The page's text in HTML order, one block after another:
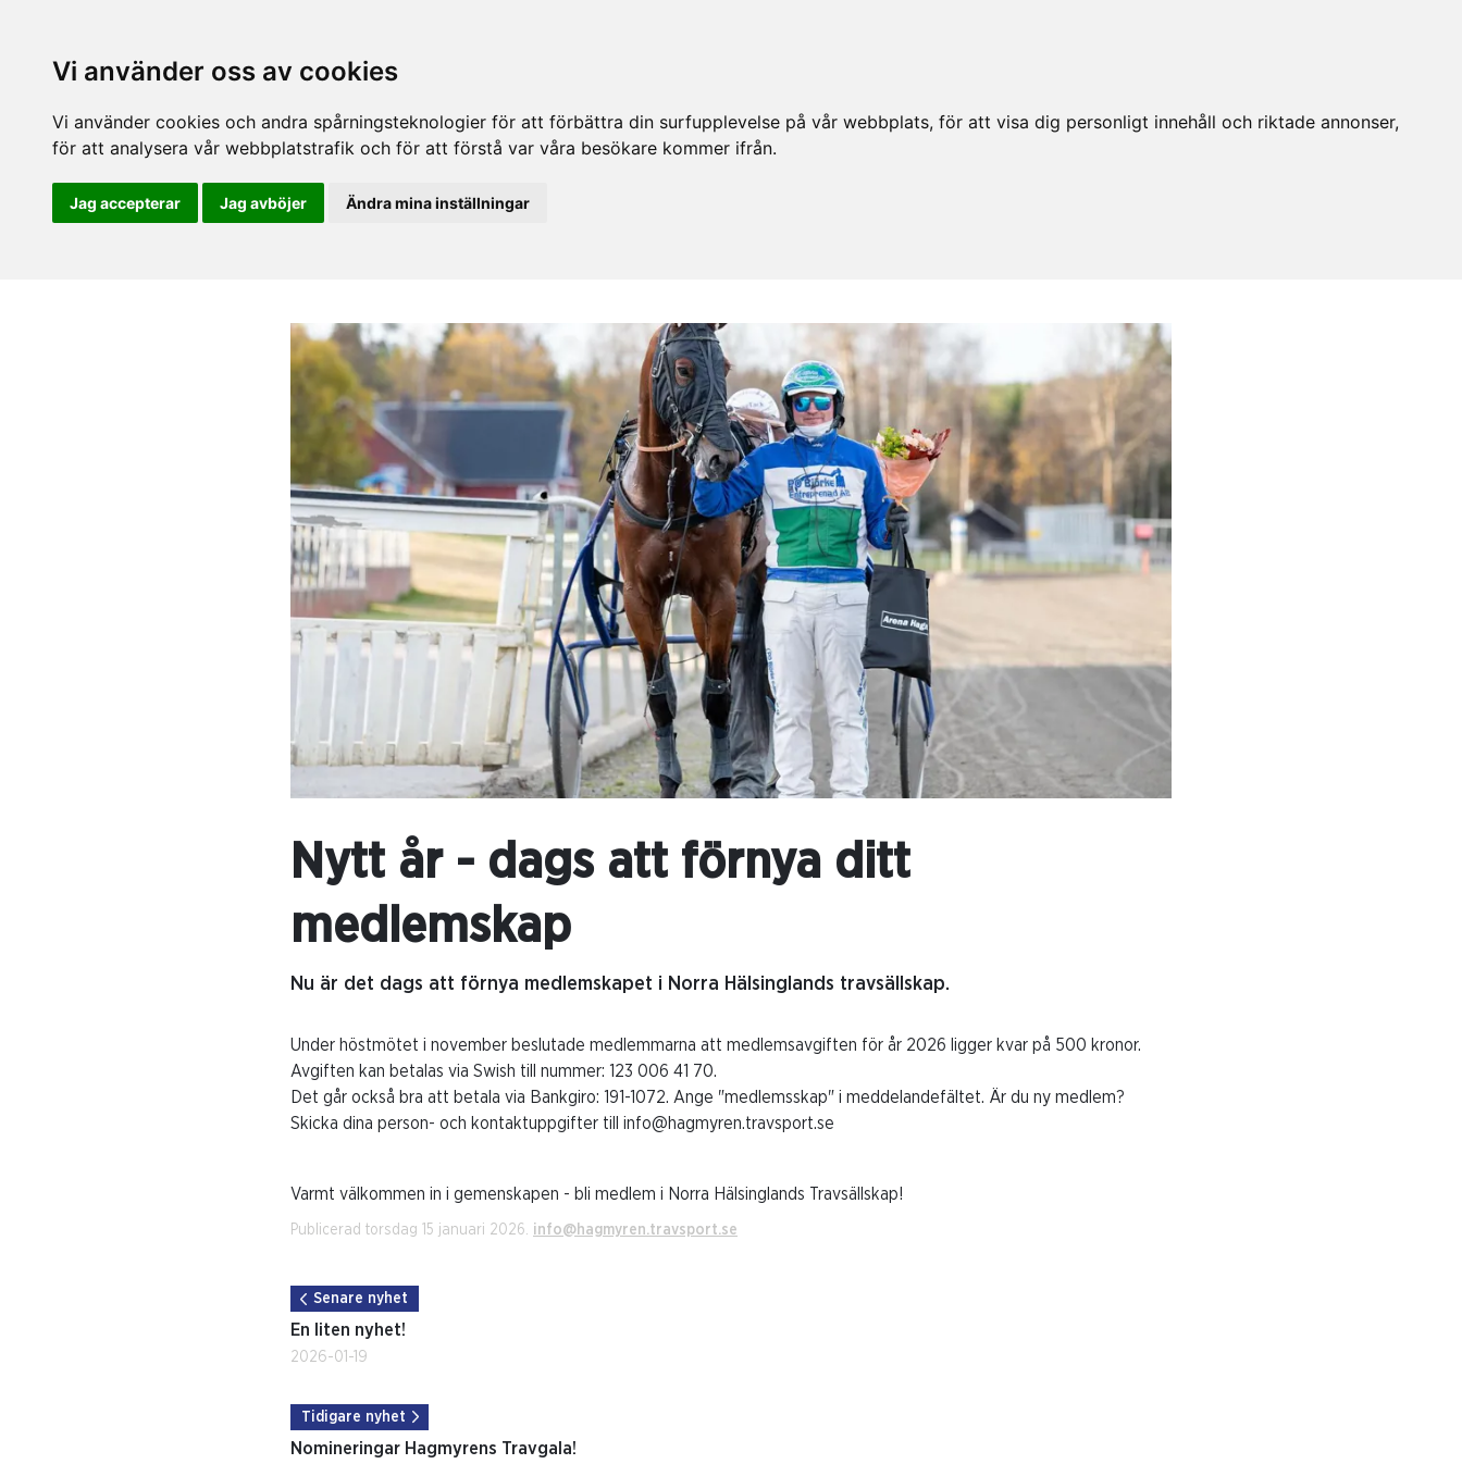
Vi använder oss av cookies
Vi använder cookies och andra spårningsteknologier för att förbättra din surfupplevelse på vår webbplats, för att visa dig personligt innehåll och riktade annonser,
för att analysera vår webbplatstrafik och för att förstå var våra besökare kommer ifrån.
Jag accepterar Jag avböjer Ändra mina inställningar
Nytt år - dags att förnya ditt
medlemskap
Nu är det dags att förnya medlemskapet i Norra Hälsinglands travsällskap.
Under höstmötet i november beslutade medlemmarna att medlemsavgiften för år 2026 ligger kvar på 500 kronor.
Avgiften kan betalas via Swish till nummer: 123 006 41 70.
Det går också bra att betala via Bankgiro: 191-1072. Ange "medlemsskap" i meddelandefältet. Är du ny medlem?
Skicka dina person- och kontaktuppgifter till info@hagmyren.travsport.se
Varmt välkommen in i gemenskapen - bli medlem i Norra Hälsinglands Travsällskap!
Publicerad torsdag 15 januari 2026. info@hagmyren.travsport.se
Senare nyhet
En liten nyhet!
2026-01-19
Tidigare nyhet
Nomineringar Hagmyrens Travgala!